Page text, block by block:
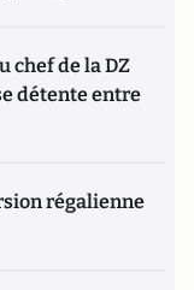
chef de la DZ
détente entre
régalienne